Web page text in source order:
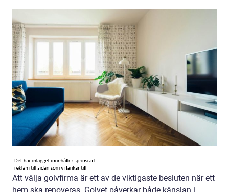
Att välja golvfirma är ett av de viktigaste besluten när ett